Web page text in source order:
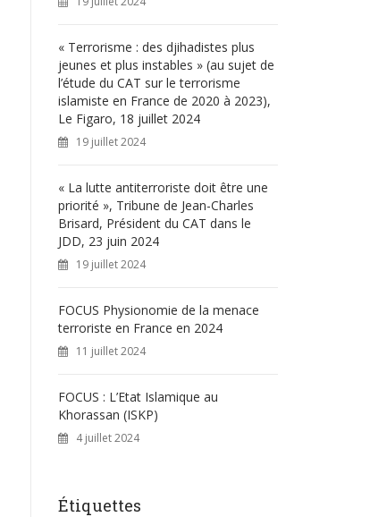
« Terrorisme : des djihadistes plus
jeunes et plus instables » (au sujet de
l’étude du CAT sur le terrorisme
islamiste en France de 2020 à 2023),
Le Figaro, 18 juillet 2024
19 juillet 2024
« La lutte antiterroriste doit être une
priorité », Tribune de Jean-Charles
Brisard, Président du CAT dans le
JDD, 23 juin 2024
19 juillet 2024
FOCUS Physionomie de la menace
terroriste en France en 2024
11 juillet 2024
FOCUS : L’Etat Islamique au
Khorassan (ISKP)
4 juillet 2024
Étiquettes